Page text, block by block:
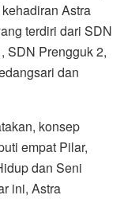
Astra
terdiri dari SDN
SDN Prengguk 2,
dan
konsep
empat Pilar,
dan Seni
ini, Astra